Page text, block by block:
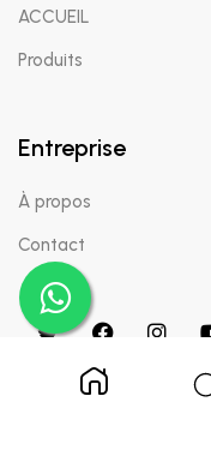
ACCUEIL
Produits
Entreprise
À propos
Contact